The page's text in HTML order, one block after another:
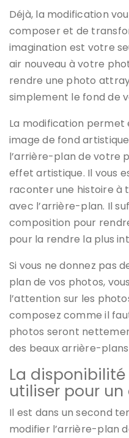
Déjà, la modification
composer et de
imagination est votre
air nouveau à votre
rendre une photo
simplement le fond de
La modification permet
image de fond
l’arrière-plan de votre
effet artistique. Il vous
raconter une histoire à
avec l’arrière-plan. Il
composition pour
pour la rendre la plus
Si vous ne donnez pas
plan de vos photos,
l’attention sur les
composez comme il
photos seront
des beaux arrière-
La
utiliser pour
Il est dans un second
modifier l’arrière-plan